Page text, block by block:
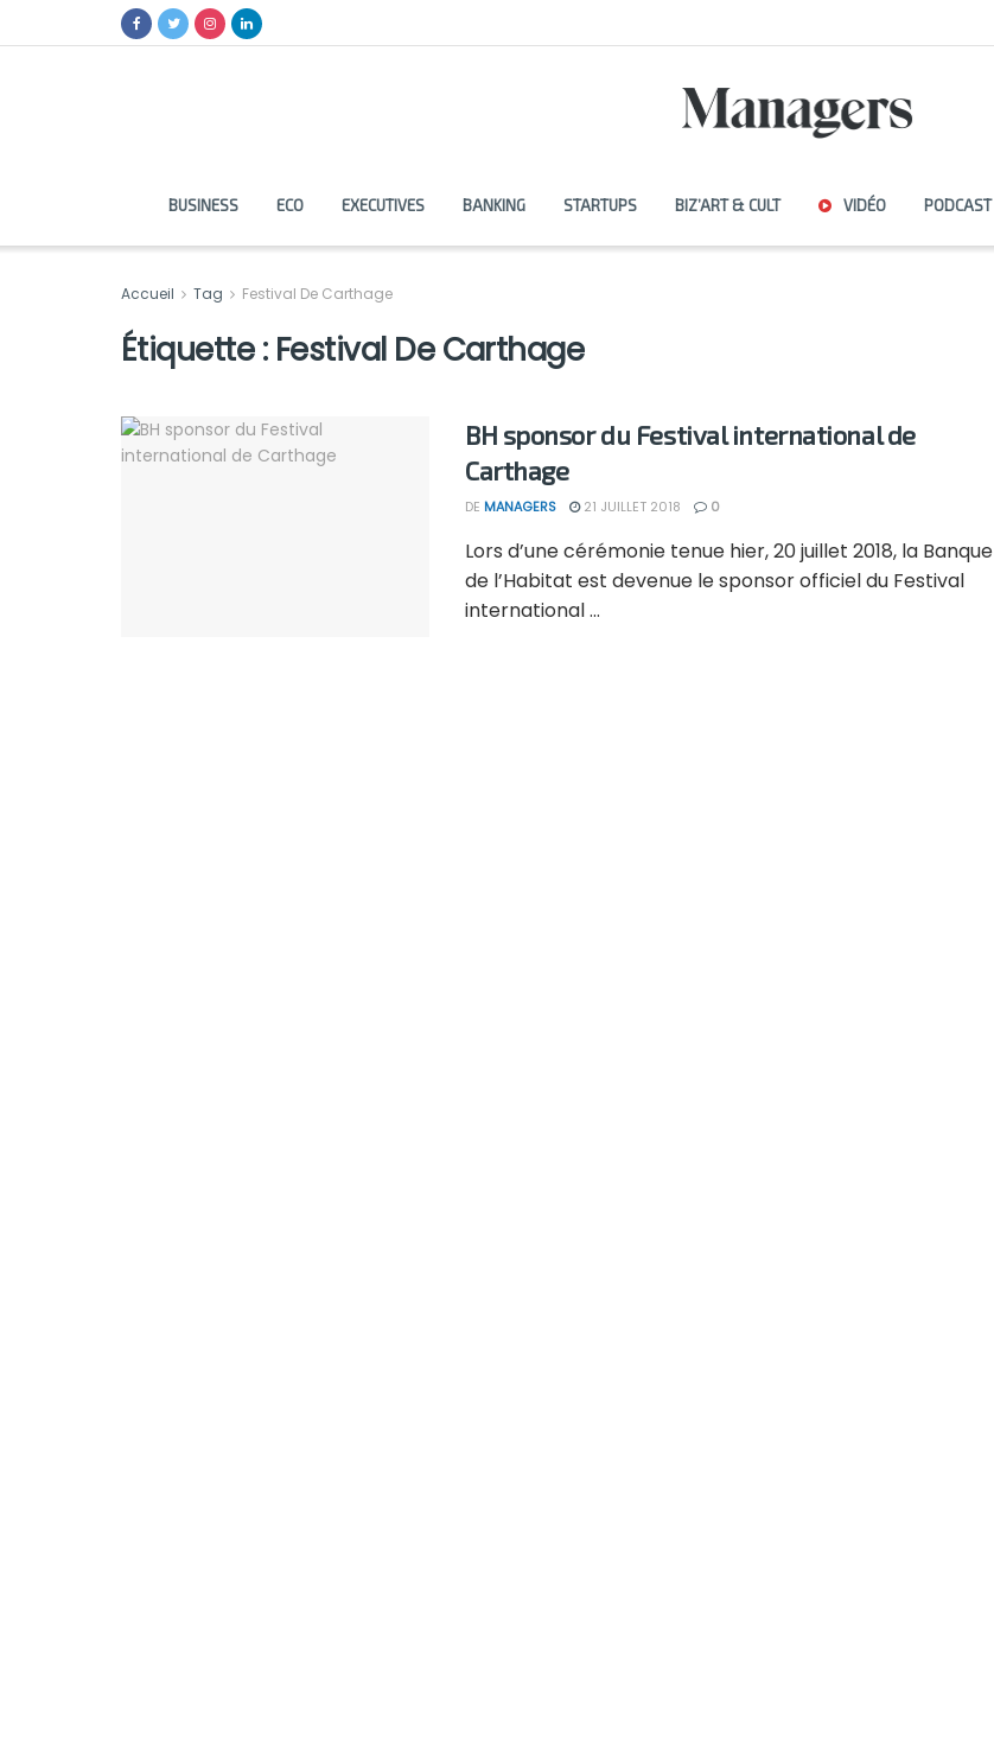
BUSINESS ECO EXECUTIVES BANKING STARTUPS BIZ’ART & CULT VIDÉO PODCAST
Accueil Tag Festival De Carthage
Étiquette : Festival De Carthage
BH sponsor du Festival international de
Carthage
DE MANAGERS 21 JUILLET 2018 0
Lors d’une cérémonie tenue hier, 20 juillet 2018, la Banque
de l’Habitat est devenue le sponsor officiel du Festival
international ...